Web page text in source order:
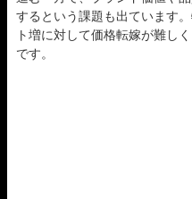
するという課題も出ています
ト増に対して価格転嫁が難し
です。